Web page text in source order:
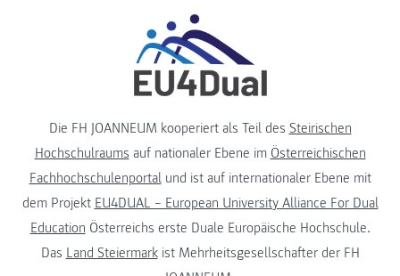
Die FH JOANNEUM kooperiert als Teil des Steirischen
Hochschulraums auf nationaler Ebene im Österreichischen
Fachhochschulenportalund ist auf internationaler Ebene mit
dem Projekt EU4DUAL – European University Alliance For Dual
Education Österreichs erste Duale Europäische Hochschule.
Das Land Steiermarkist Mehrheitsgesellschafter der FH